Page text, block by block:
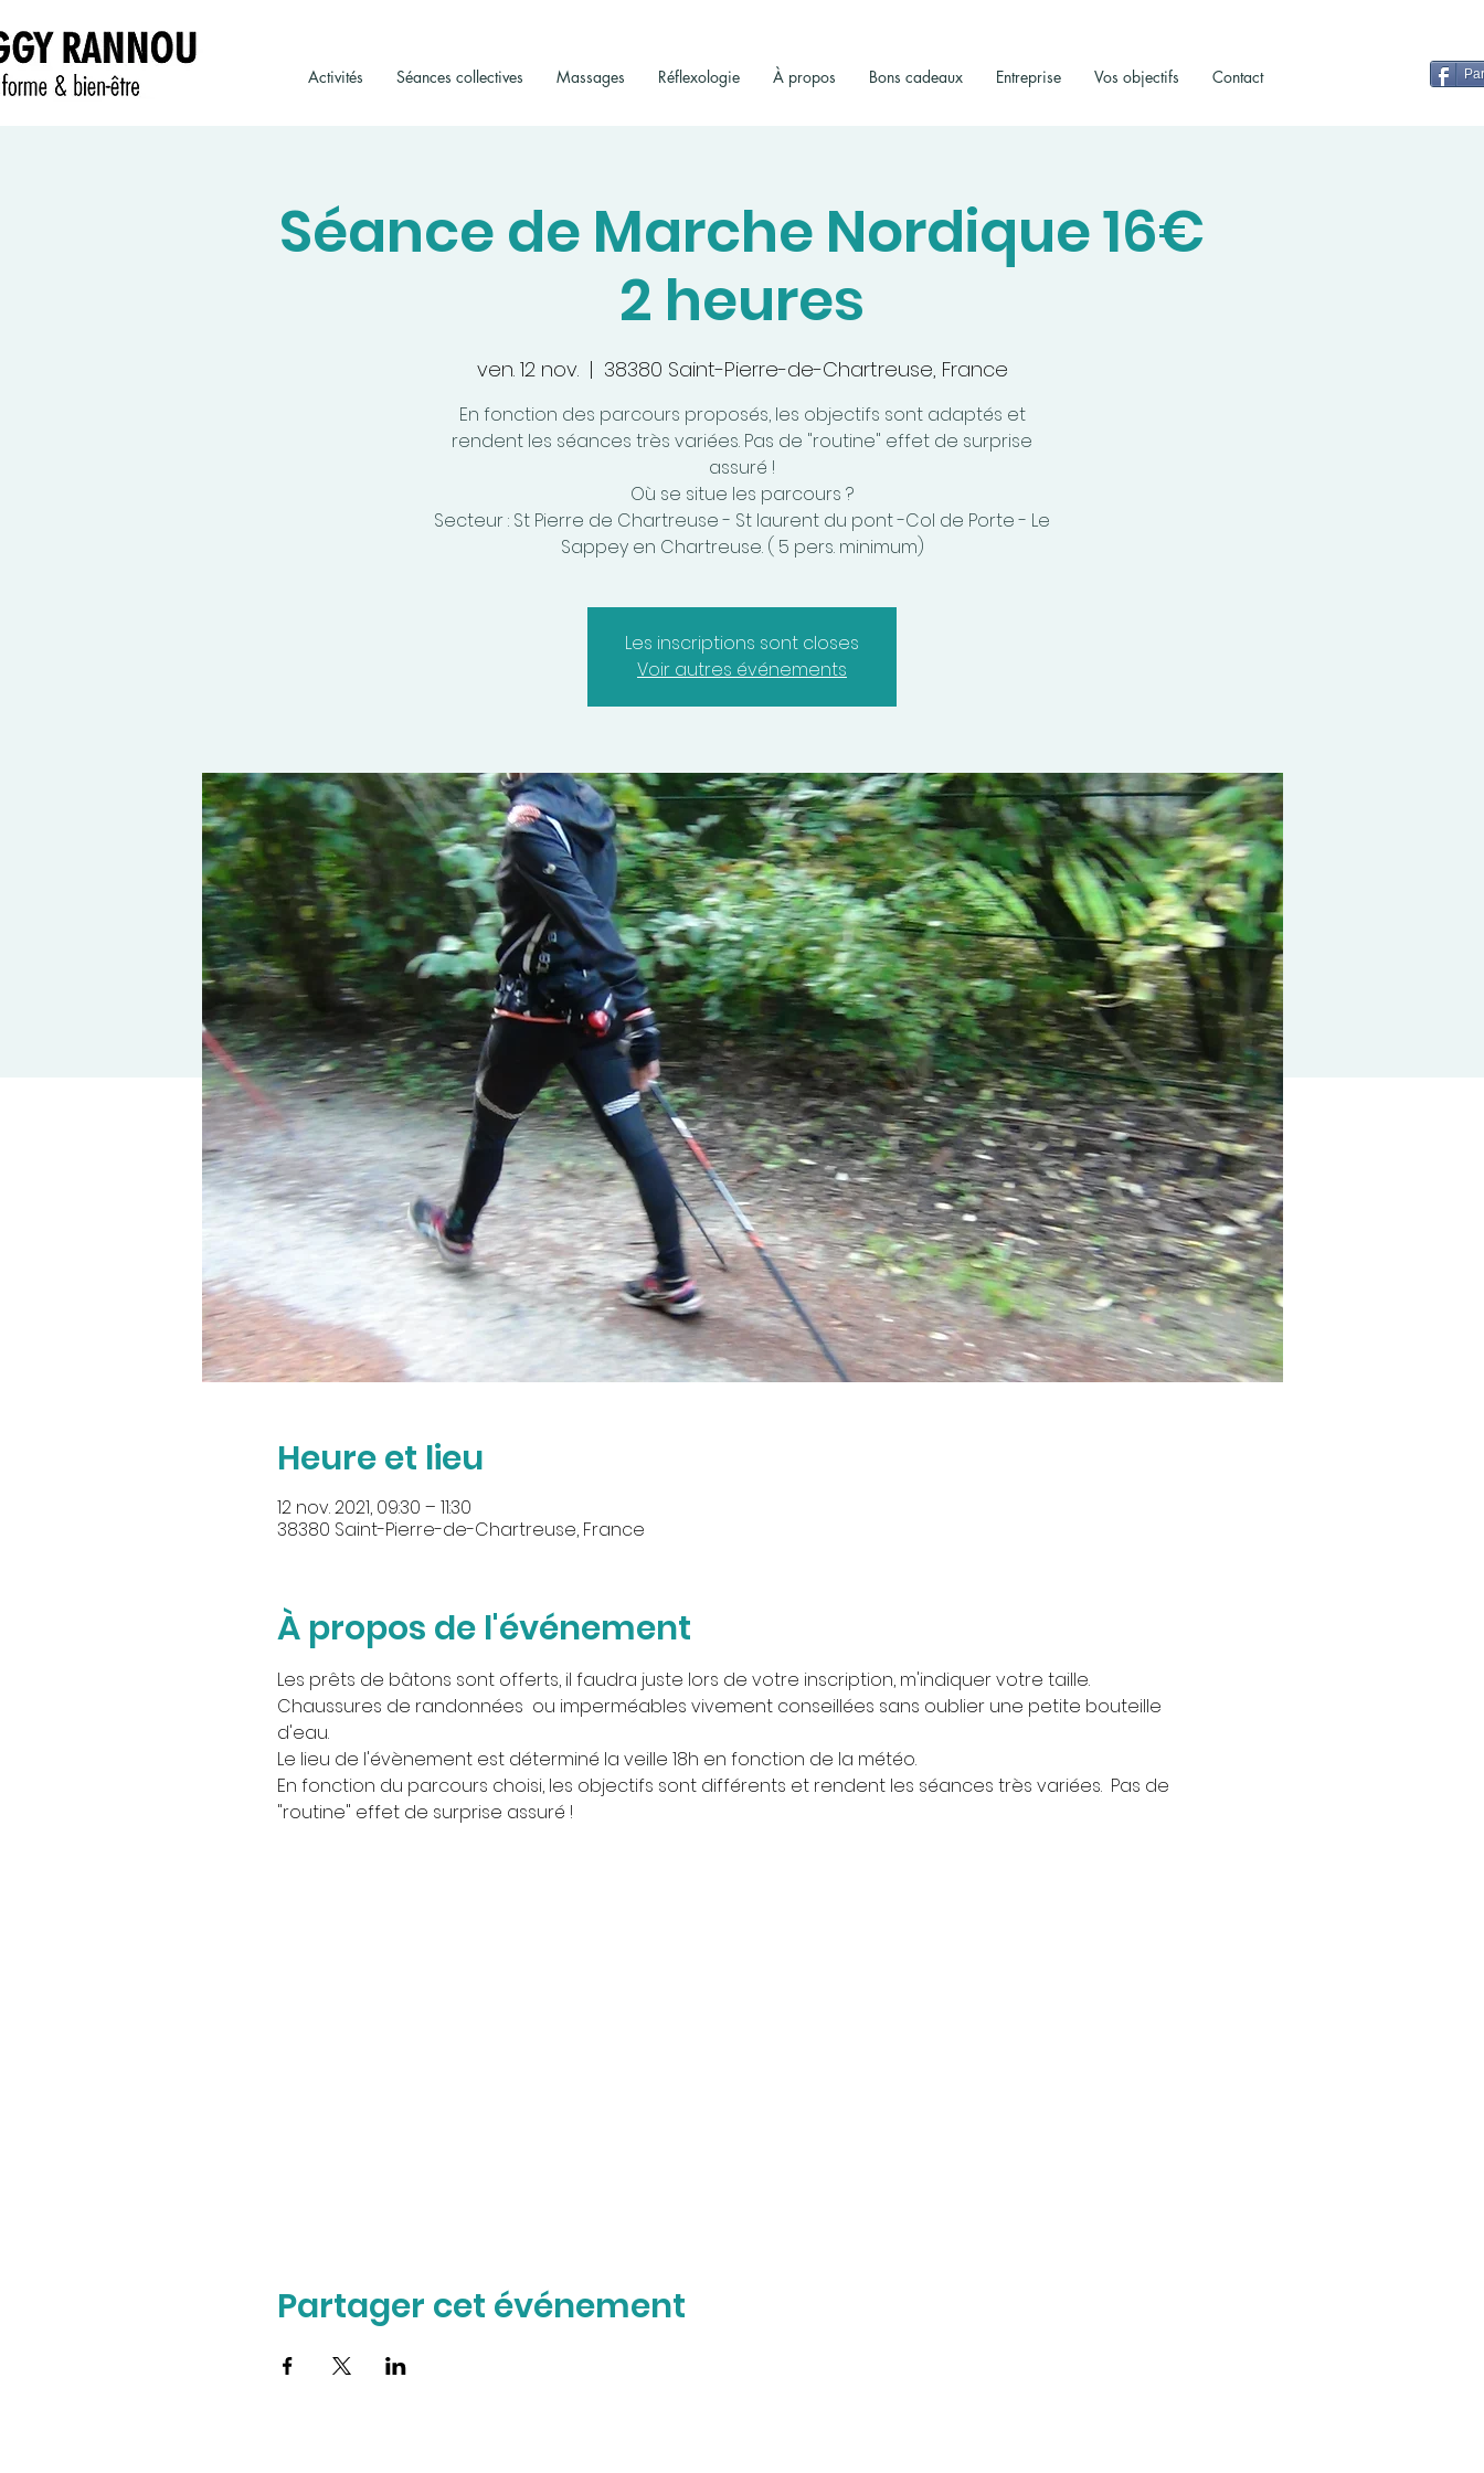
Activités Séances collectives Massages Réflexologie À propos Bons cadeaux Entreprise Vos objectifs Contact
Séance de Marche Nordique 16€
2 heures
ven. 12 nov.
  |
38380 Saint-Pierre-de-Chartreuse, France
En fonction des parcours proposés, les objectifs sont adaptés et
rendent les séances très variées. Pas de "routine" effet de surprise
assuré !
Où se situe les parcours ?
Secteur : St Pierre de Chartreuse - St laurent du pont -Col de Porte - Le
Les inscriptions sont closes
Voir autres événements
Heure et lieu
12 nov. 2021, 09:30 – 11:30
38380 Saint-Pierre-de-Chartreuse, France
À propos de l'événement
Les prêts de bâtons sont offerts, il faudra juste lors de votre inscription, m'indiquer votre taille.
Chaussures de randonnées  ou imperméables vivement conseillées sans oublier une petite bouteille
d'eau.
Le lieu de l'évènement est déterminé la veille 18h en fonction de la météo.
En fonction du parcours choisi, les objectifs sont différents et rendent les séances très variées.  Pas de
"routine" effet de surprise assuré !
Partager cet événement